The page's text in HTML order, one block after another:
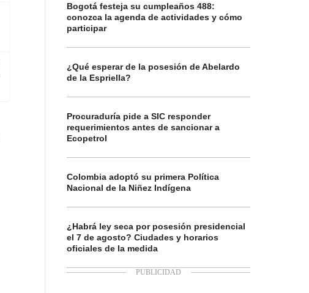
Bogotá festeja su cumpleaños 488:
conozca la agenda de actividades y cómo
participar
¿Qué esperar de la posesión de Abelardo
de la Espriella?
Procuraduría pide a SIC responder
requerimientos antes de sancionar a
Ecopetrol
Colombia adoptó su primera Política
Nacional de la Niñez Indígena
¿Habrá ley seca por posesión presidencial
el 7 de agosto? Ciudades y horarios
oficiales de la medida